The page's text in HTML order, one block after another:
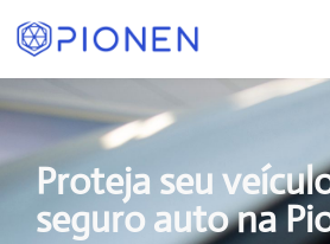
Proteja seu
seguro auto na